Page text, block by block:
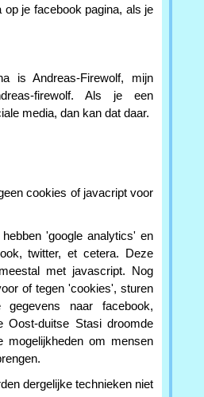
op je facebook pagina, als je
is Andreas-Firewolf, mijn
firewolf. Als je een
media, dan kan dat daar.
cookies of javacript voor
'google analytics' en
twitter, et cetera. Deze
met javascript. Nog
of tegen 'cookies', sturen
naar facebook,
Oost-duitse Stasi droomde
mogelijkheden om mensen
dergelijke technieken niet